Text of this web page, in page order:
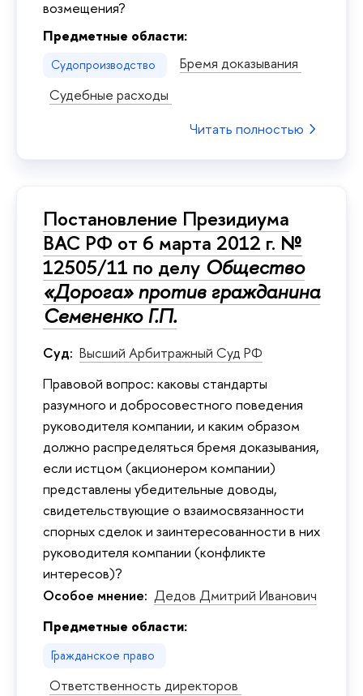
возмещения?
Предметные области:
Судопроизводство
Бремя доказывания
Судебные расходы
Читать полностью
Постановление Президиума
ВАС РФ от 6 марта 2012 г. №
12505/11 по делу Общество
«Дорога» против гражданина
Семененко Г.П.
Суд: Высший Арбитражный Суд РФ
Правовой вопрос: каковы стандарты
разумного и добросовестного поведения
руководителя компании, и каким образом
должно распределяться бремя доказывания,
если истцом (акционером компании)
представлены убедительные доводы,
свидетельствующие о взаимосвязанности
спорных сделок и заинтересованности в них
руководителя компании (конфликте
интересов)?
Особое мнение: Дедов Дмитрий Иванович
Предметные области:
Гражданское право
Ответственность директоров